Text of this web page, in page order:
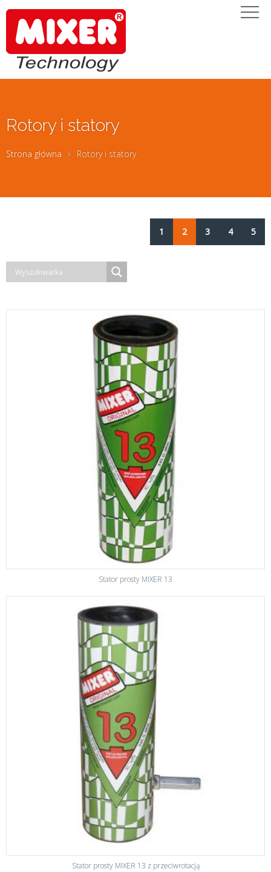
Rotory i statory
Strona główna Rotory i statory
1 2 3 4 5
Stator prosty MIXER 13
Stator prosty MIXER 13 z przeciwrotacją